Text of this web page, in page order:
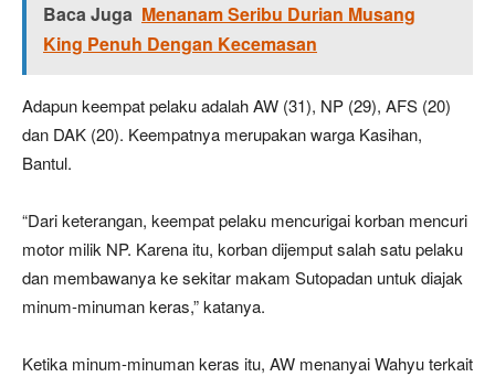
Baca Juga Menanam Seribu Durian Musang
King Penuh Dengan Kecemasan
Adapun keempat pelaku adalah AW (31), NP (29), AFS (20)
dan DAK (20). Keempatnya merupakan warga Kasihan,
Bantul.
“Dari keterangan, keempat pelaku mencurigai korban mencuri
motor milik NP. Karena itu, korban dijemput salah satu pelaku
dan membawanya ke sekitar makam Sutopadan untuk diajak
minum-minuman keras,” katanya.
Ketika minum-minuman keras itu, AW menanyai Wahyu terkait